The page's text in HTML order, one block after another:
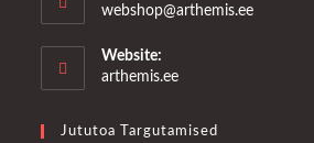
webshop@arthemis.eeOpens
Website:
arthemis.ee
Jututoa Targutamised